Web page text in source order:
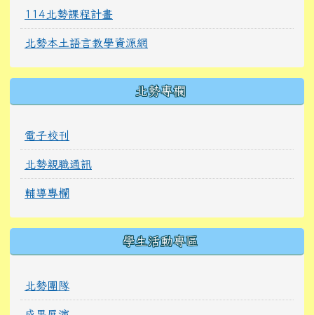
114北勢課程計畫
北勢本土語言教學資源網
北勢專欄
電子校刊
北勢親職通訊
輔導專欄
學生活動專區
北勢團隊